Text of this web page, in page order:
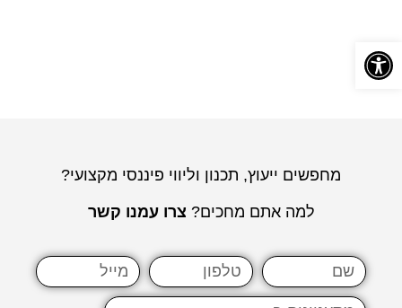
מחפשים ייעוץ, תכנון וליווי פיננסי מקצועי?
למה אתם מחכים? צרו עמנו קשר
פתח סרגל נגישות